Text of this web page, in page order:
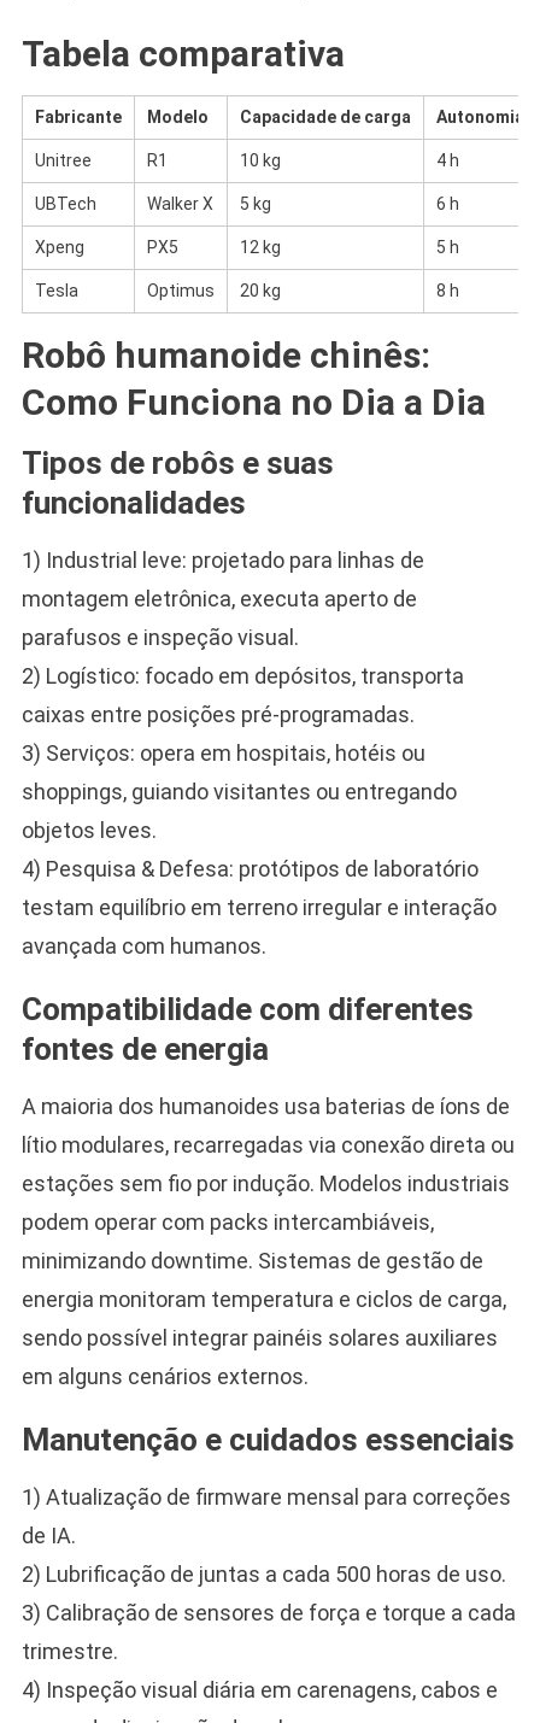
Tabela comparativa
Fabricante Modelo Capacidade de carga Autonomia
Unitree R1 10 kg 4 h
UBTech Walker X 5 kg 6 h
Xpeng PX5 12 kg 5 h
Tesla Optimus 20 kg 8 h
Robô humanoide chinês:
Como Funciona no Dia a Dia
Tipos de robôs e suas
funcionalidades
1) Industrial leve: projetado para linhas de
montagem eletrônica, executa aperto de
parafusos e inspeção visual.
2) Logístico: focado em depósitos, transporta
caixas entre posições pré-programadas.
3) Serviços: opera em hospitais, hotéis ou
shoppings, guiando visitantes ou entregando
objetos leves.
4) Pesquisa & Defesa: protótipos de laboratório
testam equilíbrio em terreno irregular e interação
avançada com humanos.
Compatibilidade com diferentes
fontes de energia
A maioria dos humanoides usa baterias de íons de
lítio modulares, recarregadas via conexão direta ou
estações sem fio por indução. Modelos industriais
podem operar com packs intercambiáveis,
minimizando downtime. Sistemas de gestão de
energia monitoram temperatura e ciclos de carga,
sendo possível integrar painéis solares auxiliares
em alguns cenários externos.
Manutenção e cuidados essenciais
1) Atualização de firmware mensal para correções
de IA.
2) Lubrificação de juntas a cada 500 horas de uso.
3) Calibração de sensores de força e torque a cada
trimestre.
4) Inspeção visual diária em carenagens, cabos e